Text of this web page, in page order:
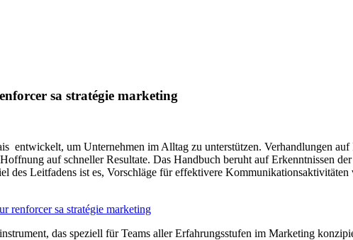
sa stratégie marketing
entwickelt, um Unternehmen im Alltag zu unterstützen. Verhandlungen
auf schneller Resultate. Das Handbuch beruht auf Erkenntnissen
Leitfadens ist es, Vorschläge für effektivere Kommunikationsaktivitäten
renforcer sa stratégie marketing
das speziell für Teams aller Erfahrungsstufen im Marketing